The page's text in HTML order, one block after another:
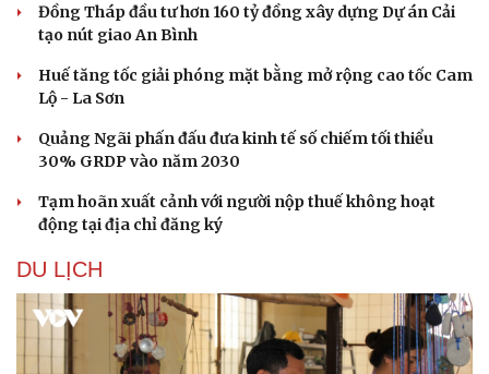
Dinh dưỡng - món ngon
Cây thuốc
Sản phụ khoa
Nhi khoa
Nam khoa
Làm đẹp - giảm cân
Phòng mạch online
Ăn sạch sống khỏe
Nhà đẹp
Tình yêu - Gia đình
Đồng Tháp đầu tư hơn 160 tỷ đồng xây dựng Dự án Cải
tạo nút giao An Bình
Huế tăng tốc giải phóng mặt bằng mở rộng cao tốc Cam
Lộ - La Sơn
Quảng Ngãi phấn đấu đưa kinh tế số chiếm tối thiểu
30% GRDP vào năm 2030
Tạm hoãn xuất cảnh với người nộp thuế không hoạt
động tại địa chỉ đăng ký
DU LỊCH